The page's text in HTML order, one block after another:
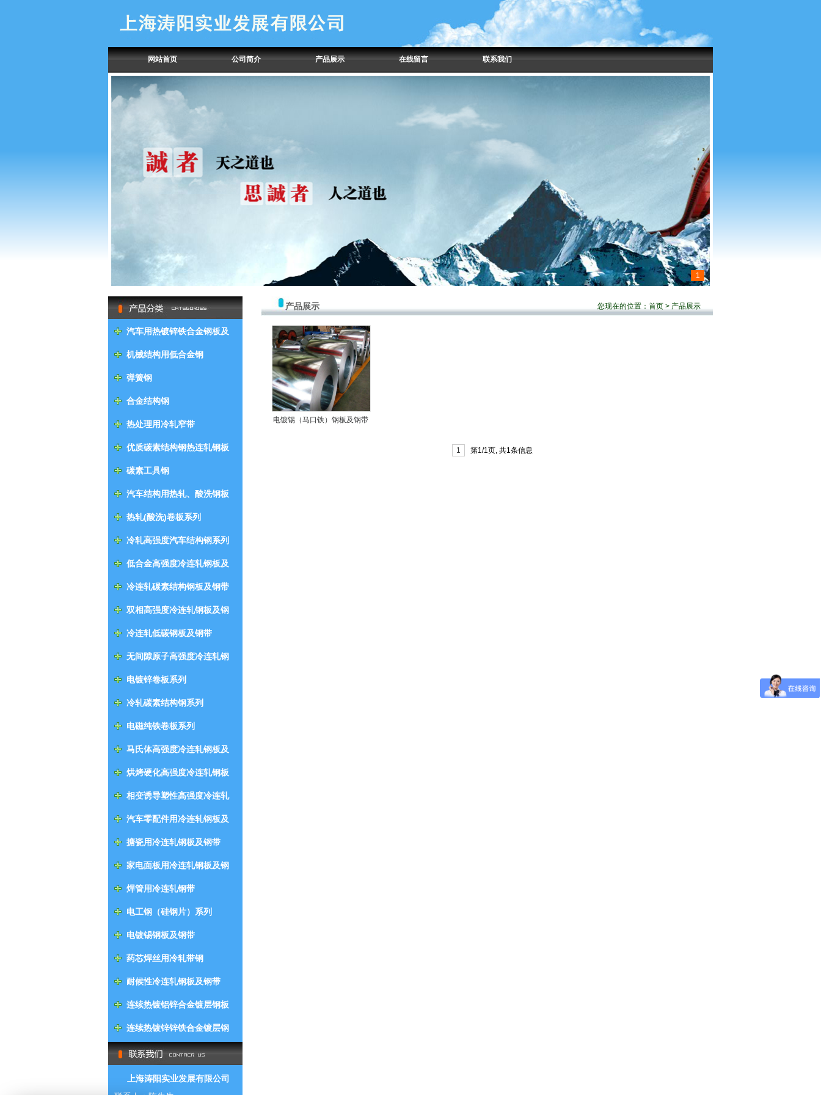
网站首页 公司简介 产品展示 在线留言 联系我们
null
1
汽车用热镀锌铁合金钢板及
钢带机械结构用低合金钢
弹簧钢
合金结构钢
热处理用冷轧窄带
优质碳素结构钢热连轧钢板
及钢带
碳素工具钢
汽车结构用热轧、酸洗钢板
及钢带
热轧(酸洗)卷板系列
冷轧高强度汽车结构钢系列
低合金高强度冷连轧钢板及
钢带冷连轧碳素结构钢板及钢带
双相高强度冷连轧钢板及钢
带
冷连轧低碳钢板及钢带
无间隙原子高强度冷连轧钢
板及钢带
电镀锌卷板系列
冷轧碳素结构钢系列
电磁纯铁卷板系列
马氏体高强度冷连轧钢板及
钢带烘烤硬化高强度冷连轧钢板
及钢带
相变诱导塑性高强度冷连轧
钢板及钢带
汽车零配件用冷连轧钢板及
钢带搪瓷用冷连轧钢板及钢带
家电面板用冷连轧钢板及钢
带
焊管用冷连轧钢带
电工钢（硅钢片）系列
电镀锡钢板及钢带
药芯焊丝用冷轧带钢
耐候性冷连轧钢板及钢带
连续热镀铝锌合金镀层钢板
及钢带
连续热镀锌锌铁合金镀层钢
板及钢带
上海涛阳实业发展有限公司
您现在的位置： 首页 > 产品展示
产品展示
电镀锡（马口铁）钢板及钢带
1 第1/1页, 共1条信息